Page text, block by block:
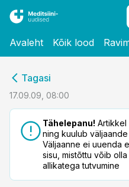
Avaleht Kõik lood
Tagasi
17.09.09, 08:00
Tähelepanu! Artikkel
ning kuulub
Väljaanne ei uuenda
sisu, mistõttu võib
allikatega tutvumine